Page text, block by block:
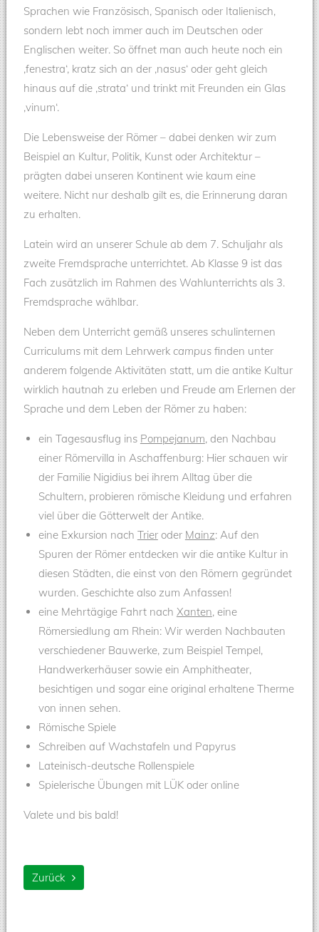
Sprachen wie Französisch, Spanisch oder Italienisch,
sondern lebt noch immer auch im Deutschen oder
Englischen weiter. So öffnet man auch heute noch ein
‚fenestra‘, kratz sich an der ‚nasus‘ oder geht gleich
hinaus auf die ‚strata‘ und trinkt mit Freunden ein Glas
‚vinum‘.
Die Lebensweise der Römer – dabei denken wir zum
Beispiel an Kultur, Politik, Kunst oder Architektur –
prägten dabei unseren Kontinent wie kaum eine
weitere. Nicht nur deshalb gilt es, die Erinnerung daran
zu erhalten.
Latein wird an unserer Schule ab dem 7. Schuljahr als
zweite Fremdsprache unterrichtet. Ab Klasse 9 ist das
Fach zusätzlich im Rahmen des Wahlunterrichts als 3.
Fremdsprache wählbar.
Neben dem Unterricht gemäß unseres schulinternen
Curriculums mit dem Lehrwerk campusfinden unter
anderem folgende Aktivitäten statt, um die antike Kultur
wirklich hautnah zu erleben und Freude am Erlernen der
Sprache und dem Leben der Römer zu haben:
ein Tagesausflug ins Pompejanum, den Nachbau
einer Römervilla in Aschaffenburg: Hier schauen wir
der Familie Nigidius bei ihrem Alltag über die
Schultern, probieren römische Kleidung und erfahren
viel über die Götterwelt der Antike.
eine Exkursion nach Trieroder Mainz: Auf den
Spuren der Römer entdecken wir die antike Kultur in
diesen Städten, die einst von den Römern gegründet
wurden. Geschichte also zum Anfassen!
eine Mehrtägige Fahrt nach Xanten, eine
Römersiedlung am Rhein: Wir werden Nachbauten
verschiedener Bauwerke, zum Beispiel Tempel,
Handwerkerhäuser sowie ein Amphitheater,
besichtigen und sogar eine original erhaltene Therme
von innen sehen.
Römische Spiele
Schreiben auf Wachstafeln und Papyrus
Lateinisch-deutsche Rollenspiele
Spielerische Übungen mit LÜK oder online
Valete und bis bald!
Zurück